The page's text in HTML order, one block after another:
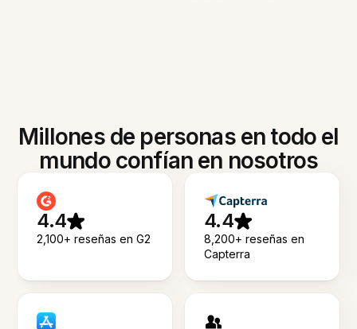
Millones de personas en todo el
mundo confían en nosotros
4.4
2,100+ reseñas en G2
4.4
8,200+ reseñas en
Capterra